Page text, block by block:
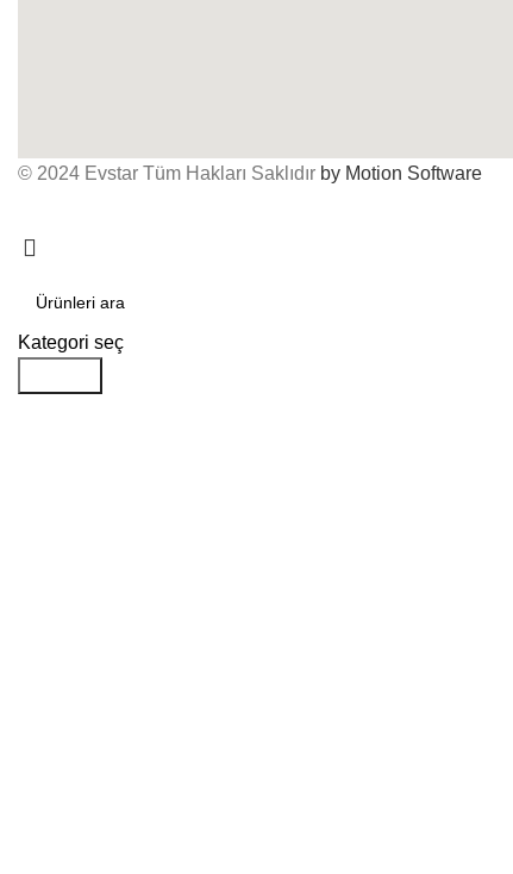
© 2024 Evstar Tüm Hakları Saklıdır by Motion Software
Kategori seç